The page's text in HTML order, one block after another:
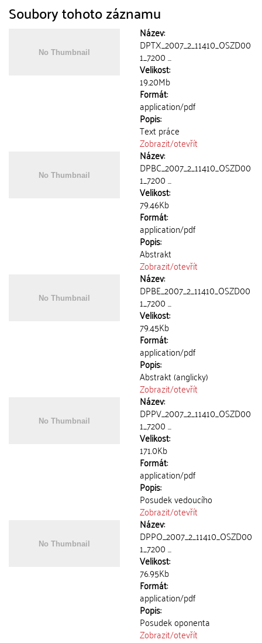
Soubory tohoto záznamu
Název:
DPTX_2007_2_11410_OSZD00
1_7200 ...
Velikost:
19.20Mb
Formát:
application/pdf
Popis:
Text práce
Zobrazit/otevřít
Název:
DPBC_2007_2_11410_OSZD00
1_7200 ...
Velikost:
79.46Kb
Formát:
application/pdf
Popis:
Abstrakt
Zobrazit/otevřít
Název:
DPBE_2007_2_11410_OSZD00
1_7200 ...
Velikost:
79.45Kb
Formát:
application/pdf
Popis:
Abstrakt (anglicky)
Zobrazit/otevřít
Název:
DPPV_2007_2_11410_OSZD00
1_7200 ...
Velikost:
171.0Kb
Formát:
application/pdf
Popis:
Posudek vedoucího
Zobrazit/otevřít
Název:
DPPO_2007_2_11410_OSZD00
1_7200 ...
Velikost:
76.95Kb
Formát:
application/pdf
Popis:
Posudek oponenta
Zobrazit/otevřít